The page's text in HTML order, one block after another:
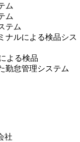
ム
ム
テム
ナルによる検品シス
よる検品
勤怠管理システム
社